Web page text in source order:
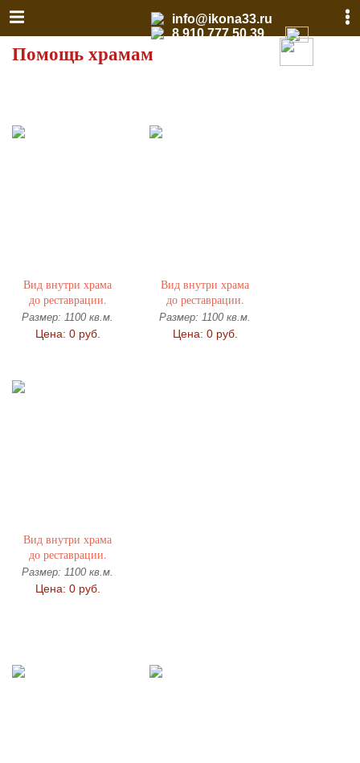
info@ikona33.ru
8 910 777 50 39
Помощь храмам
Вид внутри храма
до реставрации.
Размер: 1100 кв.м.
Цена: 0 руб.
Вид внутри храма
до реставрации.
Размер: 1100 кв.м.
Цена: 0 руб.
Вид внутри храма
до реставрации.
Размер: 1100 кв.м.
Цена: 0 руб.